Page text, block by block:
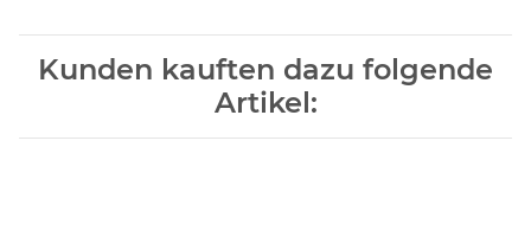
Kunden kauften dazu folgende
Artikel: